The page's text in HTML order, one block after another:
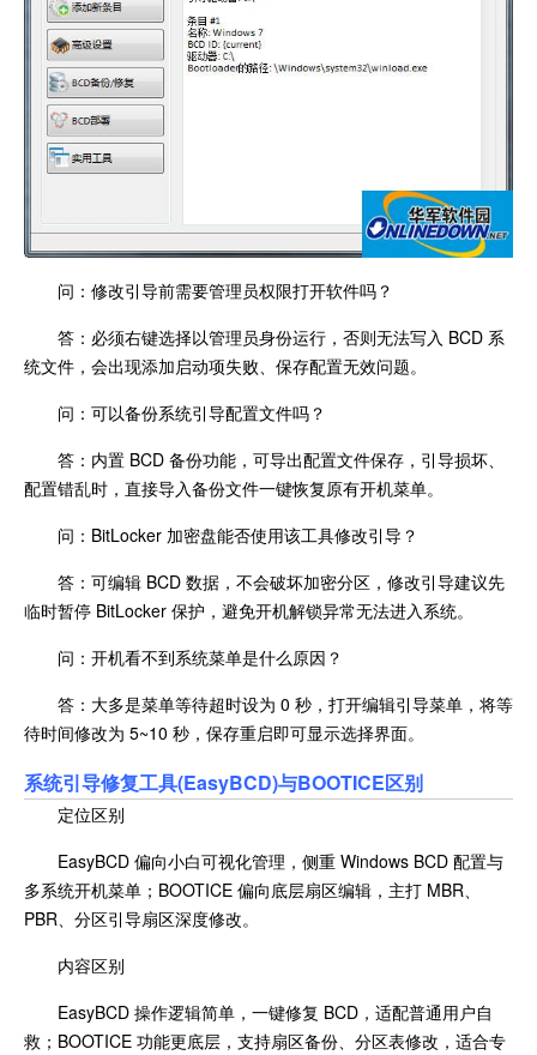
问：修改引导前需要管理员权限打开软件吗？
答：必须右键选择以管理员身份运行，否则无法写入 BCD 系
统文件，会出现添加启动项失败、保存配置无效问题。
问：可以备份系统引导配置文件吗？
答：内置 BCD 备份功能，可导出配置文件保存，引导损坏、
配置错乱时，直接导入备份文件一键恢复原有开机菜单。
问：BitLocker 加密盘能否使用该工具修改引导？
答：可编辑 BCD 数据，不会破坏加密分区，修改引导建议先
临时暂停 BitLocker 保护，避免开机解锁异常无法进入系统。
问：开机看不到系统菜单是什么原因？
答：大多是菜单等待超时设为 0 秒，打开编辑引导菜单，将等
待时间修改为 5~10 秒，保存重启即可显示选择界面。
系统引导修复工具(EasyBCD)与BOOTICE区别
定位区别
EasyBCD 偏向小白可视化管理，侧重 Windows BCD 配置与
多系统开机菜单；BOOTICE 偏向底层扇区编辑，主打 MBR、
PBR、分区引导扇区深度修改。
内容区别
EasyBCD 操作逻辑简单，一键修复 BCD，适配普通用户自
救；BOOTICE 功能更底层，支持扇区备份、分区表修改，适合专